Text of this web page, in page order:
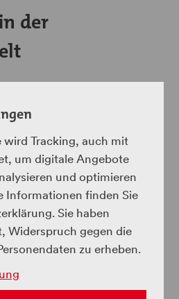
der
Erleben
ihren fünf Erlebniswelten
Erlebnisse rund um den
Das Wahrzeichen
der RhB,
Region Albula,
Die fünf
Landwirtschaft, Wald
zu einem einzigartigen
Klein. Bis bald in der
wird Tracking, auch mit
um digitale Angebote
und optimieren
Informationen finden Sie
Sie haben
Widerspruch gegen die
zu erheben.